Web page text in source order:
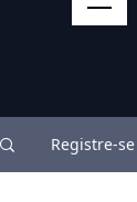
Registre-se